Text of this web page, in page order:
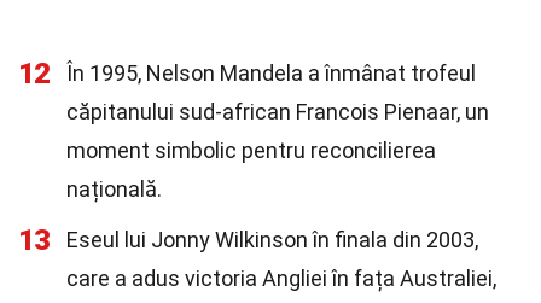
12
În 1995, Nelson Mandela a înmânat trofeul
căpitanului sud-african Francois Pienaar, un
moment simbolic pentru reconcilierea
națională.
13
Eseul lui Jonny Wilkinson în finala din 2003,
care a adus victoria Angliei în fața Australiei,